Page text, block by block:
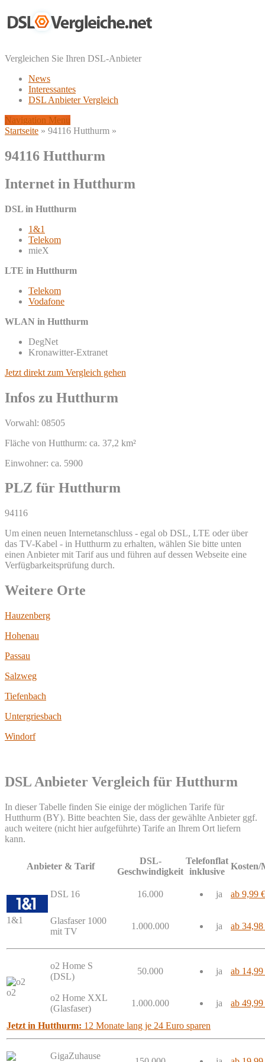
Vergleichen Sie Ihren DSL-Anbieter
News
Interessantes
DSL Anbieter Vergleich
Navigation Menu
Startseite » 94116 Hutthurm »
94116 Hutthurm
Internet in Hutthurm
DSL in Hutthurm
1&1
Telekom
mieX
LTE in Hutthurm
Telekom
Vodafone
WLAN in Hutthurm
DegNet
Kronawitter-Extranet
Jetzt direkt zum Vergleich gehen
Infos zu Hutthurm
Vorwahl: 08505
Fläche von Hutthurm: ca. 37,2 km²
Einwohner: ca. 5900
PLZ für Hutthurm
94116
Um einen neuen Internetanschluss - egal ob DSL, LTE oder über
das TV-Kabel - in Hutthurm zu erhalten, wählen Sie bitte unten
einen Anbieter mit Tarif aus und führen auf dessen Webseite eine
Verfügbarkeitsprüfung durch.
Weitere Orte
Hauzenberg
Hohenau
Passau
Salzweg
Tiefenbach
Untergriesbach
Windorf
DSL Anbieter Vergleich für Hutthurm
In dieser Tabelle finden Sie einige der möglichen Tarife für
Hutthurm (BY). Bitte beachten Sie, dass der gewählte Anbieter ggf.
auch weitere (nicht hier aufgeführte) Tarife an Ihrem Ort liefern
kann.
Anbieter & Tarif
DSL-
Geschwindigkeit
Telefonflat
inklusive
Kosten/
1&1
DSL 16 16.000 ja ab 9,99 €
Glasfaser 1000
mit TV
1.000.000 ja ab 34,98
o2
o2 Home S
(DSL)
50.000 ja ab 14,99
o2 Home XXL
(Glasfaser)
1.000.000 ja ab 49,99
Jetzt in Hutthurm: 12 Monate lang je 24 Euro sparen
GigaZuhause